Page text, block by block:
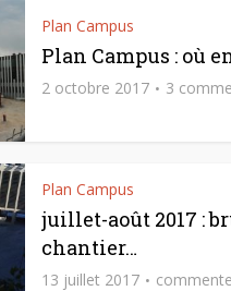
Plan Campus
Plan Campus : où
2 octobre 2017 3
Plan Campus
juillet-août 2017 :
chantier…
13 juillet 2017